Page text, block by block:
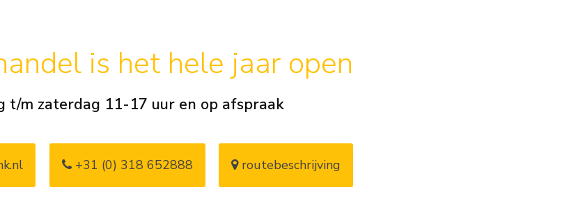
is het hele jaar open
t/m zaterdag 11-17 uur en op afspraak
+31 (0) 318 652888 routebeschrijving